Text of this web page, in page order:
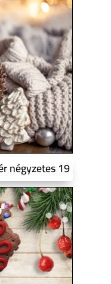
négyzetes 19